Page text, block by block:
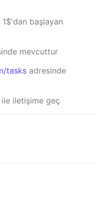
1$'dan başlayan
mevcuttur
tasks adresinde
ile iletişime geç